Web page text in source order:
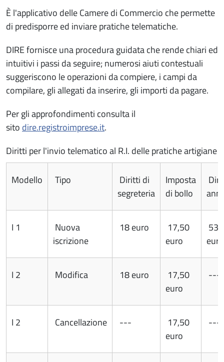
È l'applicativo delle Camere di Commercio che permette
di predisporre ed inviare pratiche telematiche.
DIRE fornisce una procedura guidata che rende chiari ed
intuitivi i passi da seguire; numerosi aiuti contestuali
suggeriscono le operazioni da compiere, i campi da
compilare, gli allegati da inserire, gli importi da pagare.
Per gli approfondimenti consulta il
sito dire.registroimprese.it.
Diritti per l'invio telematico al R.I. delle pratiche artigiane
Modello Tipo
Diritti di
segreteria
Imposta
di bollo
I 1
Nuova
iscrizione
18 euro
17,50
euro
euro
I 2 Modifica 18 euro
17,50
euro
---
I 2 Cancellazione ---
17,50
euro
---